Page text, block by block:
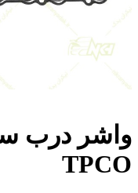
واشر درب
TPCO